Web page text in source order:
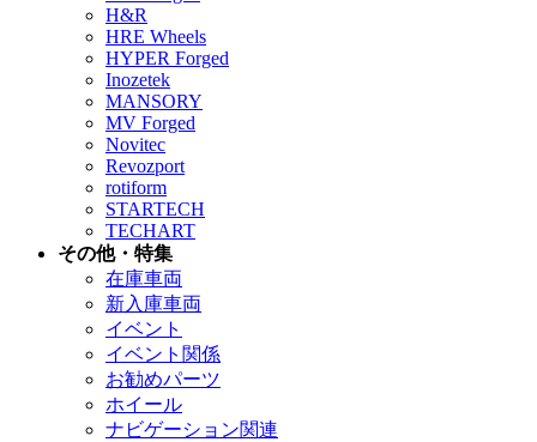
H&R
HRE Wheels
HYPER Forged
Inozetek
MANSORY
MV Forged
Novitec
Revozport
rotiform
STARTECH
TECHART
その他・特集
在庫車両
新入庫車両
イベント
イベント関係
お勧めパーツ
ホイール
ナビゲーション関連